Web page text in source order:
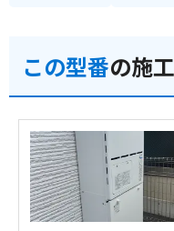
この型番の施